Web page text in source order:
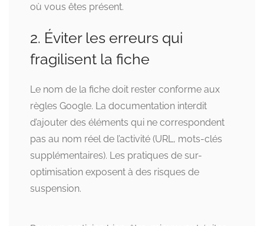
où vous êtes présent.
2. Éviter les erreurs qui
fragilisent la fiche
Le nom de la fiche doit rester conforme aux
règles Google. La documentation interdit
d’ajouter des éléments qui ne correspondent
pas au nom réel de l’activité (URL, mots-clés
supplémentaires). Les pratiques de sur-
optimisation exposent à des risques de
suspension.